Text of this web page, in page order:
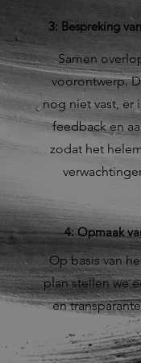
3: Bespreking
Samen
voorontwerp.
nog niet vast, er
feedback en
zodat het
4: Opmaak
Op basis van
plan stellen we
en